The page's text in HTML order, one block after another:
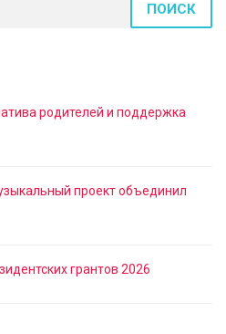
ПОИСК
родителей и поддержка
проект объединил
грантов 2026